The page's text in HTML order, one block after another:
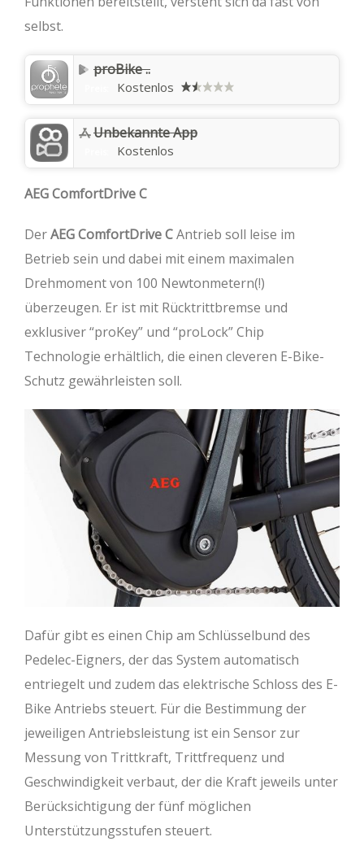
selbst.
proBike ..
Kostenlos
Unbekannte App
Kostenlos
AEG ComfortDrive C
DerAEG ComfortDrive CAntrieb soll leise im
Betrieb sein und dabei mit einem maximalen
Drehmoment von 100 Newtonmetern(!)
überzeugen. Er ist mit Rücktrittbremse und
exklusiver “proKey” und “proLock” Chip
Technologie erhältlich, die einen cleveren E-Bike-
Schutz gewährleisten soll.
Dafür gibt es einen Chip am Schlüsselbund des
Pedelec-Eigners, der das System automatisch
entriegelt und zudem das elektrische Schloss des E-
Bike Antriebs steuert. Für die Bestimmung der
jeweiligen Antriebsleistung ist ein Sensor zur
Messung von Trittkraft, Trittfrequenz und
Geschwindigkeit verbaut, der die Kraft jeweils unter
Berücksichtigung der fünf möglichen
Unterstützungsstufen steuert.